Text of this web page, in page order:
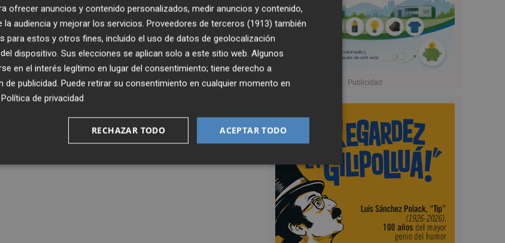
ofrecer anuncios y contenido personalizados, medir anuncios y contenido,
audiencia y mejorar los servicios. Proveedores de terceros (1913) también
para estos y otros fines, incluido el uso de datos de geolocalización
dispositivo. Sus elecciones se aplican solo a este sitio web. Algunos
en el interés legítimo en lugar del consentimiento; tiene derecho a
de publicidad. Puede retirar su consentimiento en cualquier momento en
Política de privacidad
ACEPTAR TODO
RECHAZAR TODO